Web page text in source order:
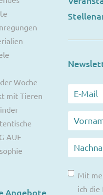
Woche
mit Tieren
AUF
Angebote
Mit
ich die